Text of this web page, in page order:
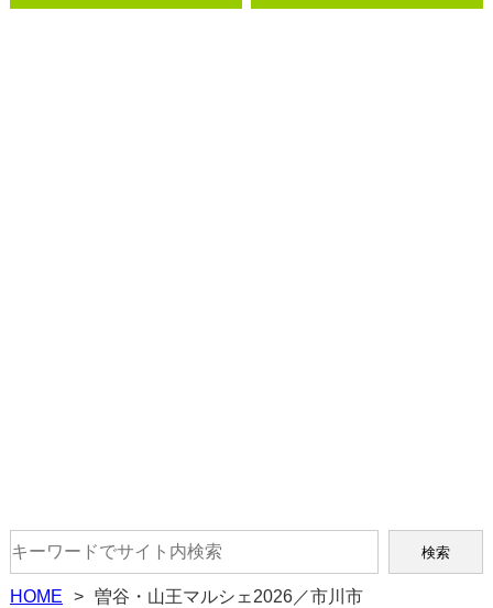
HOME 曽谷・山王マルシェ2026／市川市